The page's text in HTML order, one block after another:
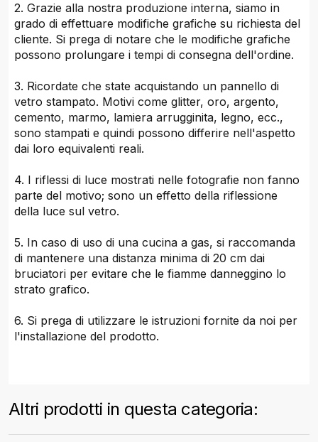
2. Grazie alla nostra produzione interna, siamo in
grado di effettuare modifiche grafiche su richiesta del
cliente. Si prega di notare che le modifiche grafiche
possono prolungare i tempi di consegna dell'ordine.
3. Ricordate che state acquistando un pannello di
vetro stampato. Motivi come glitter, oro, argento,
cemento, marmo, lamiera arrugginita, legno, ecc.,
sono stampati e quindi possono differire nell'aspetto
dai loro equivalenti reali.
4. I riflessi di luce mostrati nelle fotografie non fanno
parte del motivo; sono un effetto della riflessione
della luce sul vetro.
5. In caso di uso di una cucina a gas, si raccomanda
di mantenere una distanza minima di 20 cm dai
bruciatori per evitare che le fiamme danneggino lo
strato grafico.
6. Si prega di utilizzare le istruzioni fornite da noi per
l'installazione del prodotto.
Altri prodotti in questa categoria: